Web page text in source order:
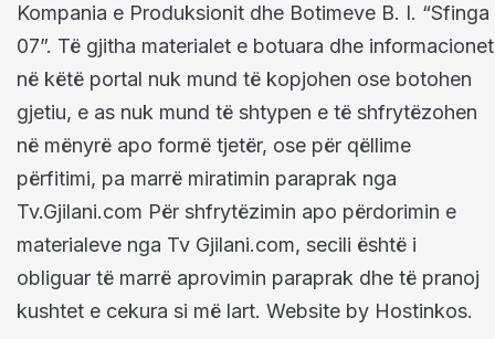
Kompania e Produksionit dhe Botimeve B. I. “Sfinga
07”. Të gjitha materialet e botuara dhe informacionet
në këtë portal nuk mund të kopjohen ose botohen
gjetiu, e as nuk mund të shtypen e të shfrytëzohen
në mënyrë apo formë tjetër, ose për qëllime
përfitimi, pa marrë miratimin paraprak nga
Tv.Gjilani.com Për shfrytëzimin apo përdorimin e
materialeve nga Tv Gjilani.com, secili është i
obliguar të marrë aprovimin paraprak dhe të pranoj
kushtet e cekura si më lart. Website by Hostinkos.